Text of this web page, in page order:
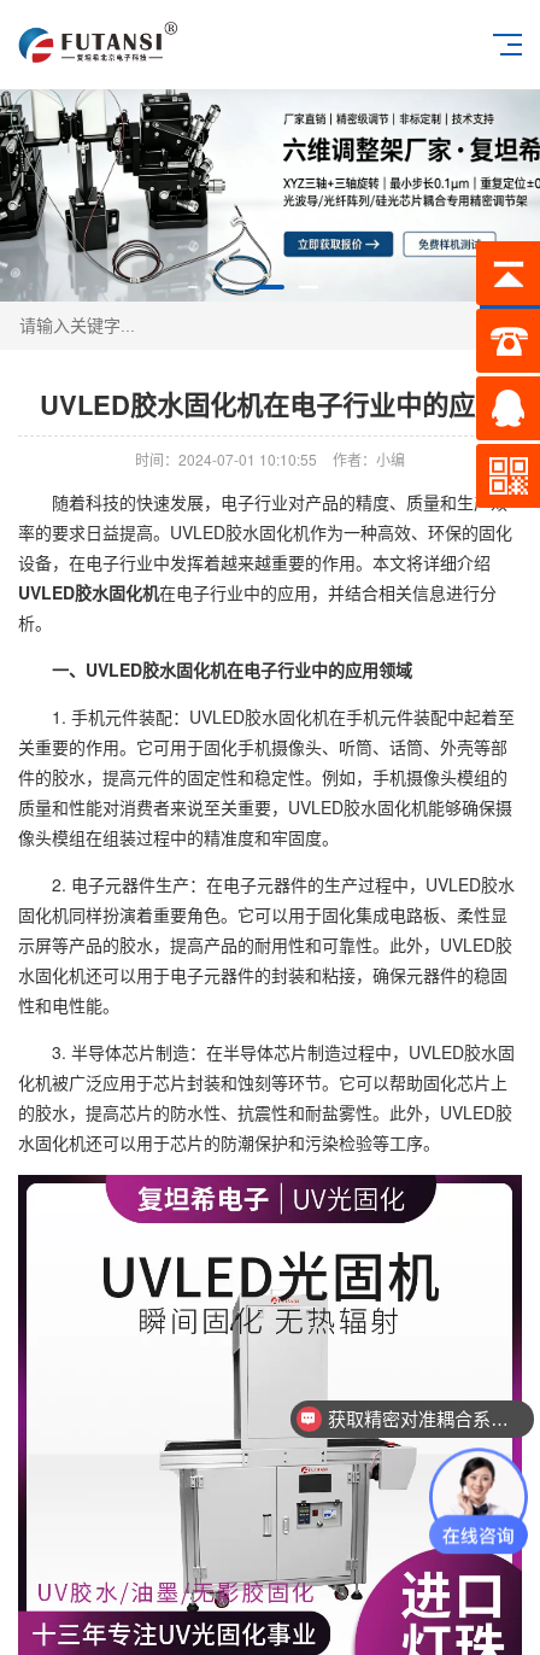
搜索
UVLED胶水固化机在电子行业中的应用
时间：2024-07-01 10:10:55 作者：小编
随着科技的快速发展，电子行业对产品的精度、质量和生产效
率的要求日益提高。UVLED胶水固化机作为一种高效、环保的固化
设备，在电子行业中发挥着越来越重要的作用。本文将详细介绍
UVLED胶水固化机在电子行业中的应用，并结合相关信息进行分
析。
一、UVLED胶水固化机在电子行业中的应用领域
1. 手机元件装配：UVLED胶水固化机在手机元件装配中起着至
关重要的作用。它可用于固化手机摄像头、听筒、话筒、外壳等部
件的胶水，提高元件的固定性和稳定性。例如，手机摄像头模组的
质量和性能对消费者来说至关重要，UVLED胶水固化机能够确保摄
像头模组在组装过程中的精准度和牢固度。
2. 电子元器件生产：在电子元器件的生产过程中，UVLED胶水
固化机同样扮演着重要角色。它可以用于固化集成电路板、柔性显
示屏等产品的胶水，提高产品的耐用性和可靠性。此外，UVLED胶
水固化机还可以用于电子元器件的封装和粘接，确保元器件的稳固
性和电性能。
3. 半导体芯片制造：在半导体芯片制造过程中，UVLED胶水固
化机被广泛应用于芯片封装和蚀刻等环节。它可以帮助固化芯片上
的胶水，提高芯片的防水性、抗震性和耐盐雾性。此外，UVLED胶
水固化机还可以用于芯片的防潮保护和污染检验等工序。
获取精密对准耦合系统技术方案